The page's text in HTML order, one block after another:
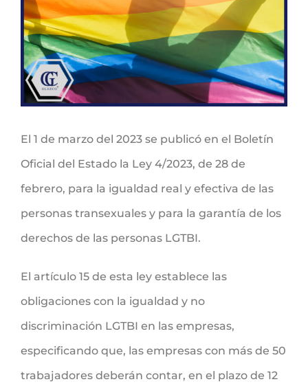
más
grande
El 1 de marzo del 2023 se publicó en el Boletín
Oficial del Estado la Ley 4/2023, de 28 de
febrero, para la igualdad real y efectiva de las
personas transexuales y para la garantía de los
derechos de las personas LGTBI.
El artículo 15 de esta ley establece las
obligaciones con la igualdad y no
discriminación LGTBI en las empresas,
especificando que, las empresas con más de 50
trabajadores deberán contar, en el plazo de 12